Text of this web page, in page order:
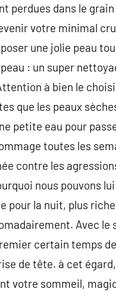
perdues dans le
votre minimal
une jolie peau
: un super
à bien le
que les peaux
petite eau pour
toutes les
contre les
nous pouvons
pour la nuit, plus
Avec
certain temps de
de tête. à cet
votre sommeil,